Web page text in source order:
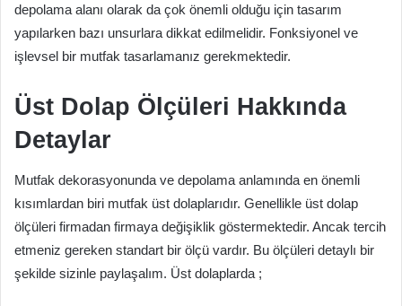
depolama alanı olarak da çok önemli olduğu için tasarım
yapılarken bazı unsurlara dikkat edilmelidir. Fonksiyonel ve
işlevsel bir mutfak tasarlamanız gerekmektedir.
Üst Dolap Ölçüleri Hakkında
Detaylar
Mutfak dekorasyonunda ve depolama anlamında en önemli
kısımlardan biri mutfak üst dolaplarıdır. Genellikle üst dolap
ölçüleri firmadan firmaya değişiklik göstermektedir. Ancak tercih
etmeniz gereken standart bir ölçü vardır. Bu ölçüleri detaylı bir
şekilde sizinle paylaşalım. Üst dolaplarda ;